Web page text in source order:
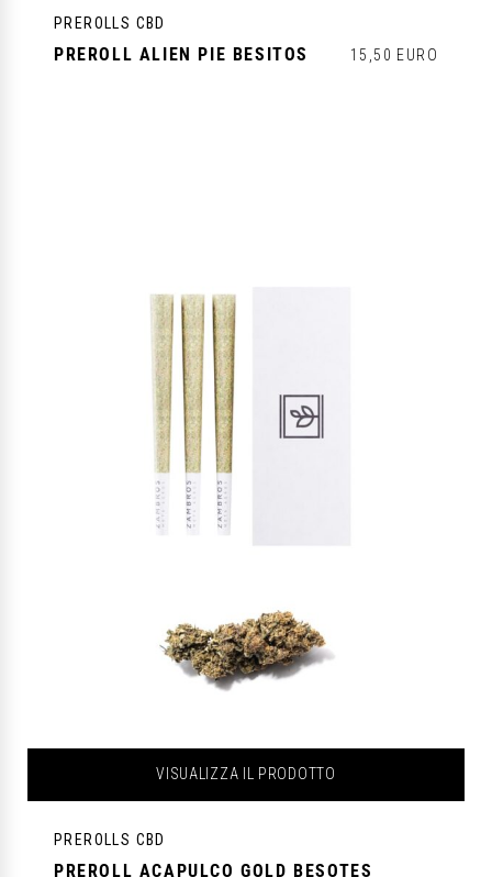
PREROLLS CBD
PREROLL ALIEN PIE BESITOS 15,50 EURO
VISUALIZZA IL PRODOTTO
PREROLLS CBD
PREROLL ACAPULCO GOLD BESOTES